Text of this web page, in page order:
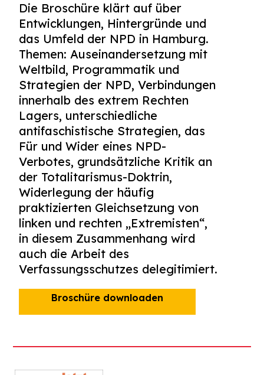
Die Broschüre klärt auf über
Entwicklungen, Hintergründe und
das Umfeld der NPD in Hamburg.
Themen: Auseinandersetzung mit
Weltbild, Programmatik und
Strategien der NPD, Verbindungen
innerhalb des extrem Rechten
Lagers, unterschiedliche
antifaschistische Strategien, das
Für und Wider eines NPD-
Verbotes, grundsätzliche Kritik an
der Totalitarismus-Doktrin,
Widerlegung der häufig
praktizierten Gleichsetzung von
linken und rechten „Extremisten“,
in diesem Zusammenhang wird
auch die Arbeit des
Verfassungsschutzes delegitimiert.
Broschüre downloaden